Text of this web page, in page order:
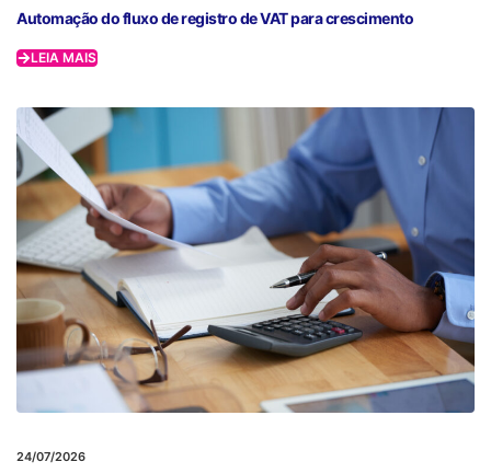
Automação do fluxo de registro de VAT para crescimento
LEIA MAIS
24/07/2026